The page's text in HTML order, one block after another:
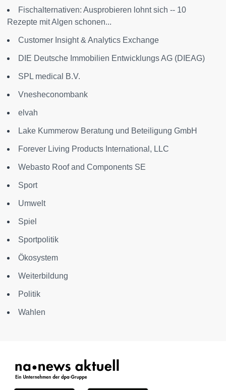
Fischalternativen: Ausprobieren lohnt sich -- 10
Rezepte mit Algen schonen...
Customer Insight & Analytics Exchange
DIE Deutsche Immobilien Entwicklungs AG (DIEAG)
SPL medical B.V.
Vnesheconombank
elvah
Lake Kummerow Beratung und Beteiligung GmbH
Forever Living Products International, LLC
Webasto Roof and Components SE
Sport
Umwelt
Spiel
Sportpolitik
Ökosystem
Weiterbildung
Politik
Wahlen